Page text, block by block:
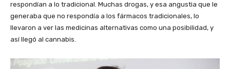
respondían a lo tradicional. Muchas drogas, y esa angustia que le
generaba que no respondía a los fármacos tradicionales, lo
llevaron a ver las medicinas alternativas como una posibilidad, y
así llegó al cannabis.